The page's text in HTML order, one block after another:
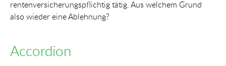
rentenversicherungspflichtig tätig. Aus welchem Grund
also wieder eine Ablehnung?
Accordion